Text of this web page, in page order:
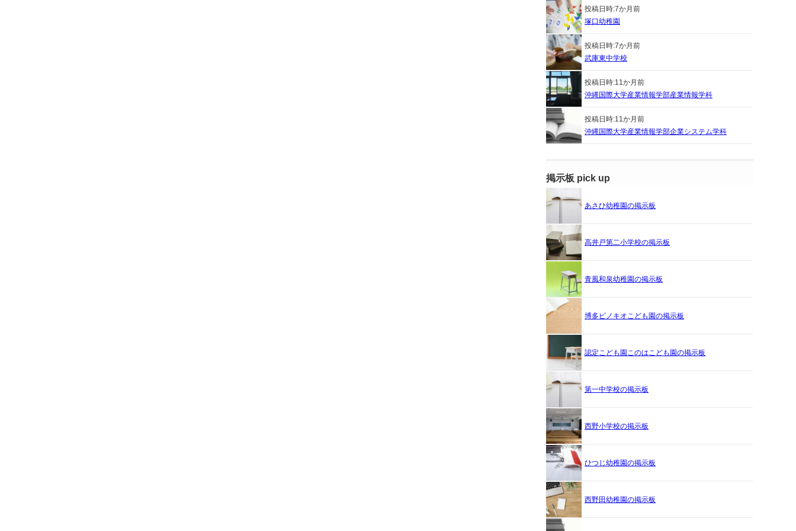
投稿日時:7か月前
塚口幼稚園
投稿日時:7か月前
武庫東中学校
投稿日時:11か月前
沖縄国際大学産業情報学部産業情報学科
投稿日時:11か月前
沖縄国際大学産業情報学部企業システム学科
掲示板 pick up
あさひ幼稚園の掲示板
高井戸第二小学校の掲示板
青風和泉幼稚園の掲示板
博多ピノキオこども園の掲示板
認定こども園このはこども園の掲示板
第一中学校の掲示板
西野小学校の掲示板
ひつじ幼稚園の掲示板
西野田幼稚園の掲示板